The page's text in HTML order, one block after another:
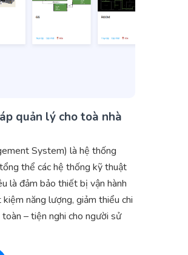
quản lý cho toà nhà
System) là hệ thống
thể các hệ thống kỹ thuật
là đảm bảo thiết bị vận hành
năng lượng, giảm thiểu chi
– tiện nghi cho người sử